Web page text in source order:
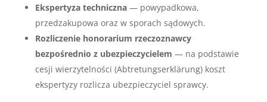
Ekspertyza techniczna— powypadkowa,
przedzakupowa oraz w sporach sądowych.
Rozliczenie honorarium rzeczoznawcy
bezpośrednio z ubezpieczycielem — na podstawie
cesji wierzytelności (Abtretungserklärung) koszt
ekspertyzy rozlicza ubezpieczyciel sprawcy.